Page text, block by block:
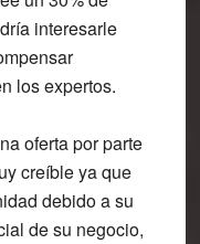
interesarle
los expertos.
oferta por parte
creíble ya que
debido a su
de su negocio,